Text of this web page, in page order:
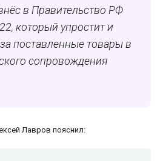
в Правительство РФ
который упростит и
поставленные товары в
сопровождения
Лавров пояснил: